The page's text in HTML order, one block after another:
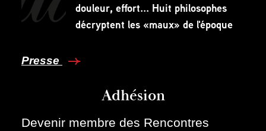
douleur, effort... Huit philosophes
décryptent les «maux» de l'époque
Presse
Adhésion
Devenir membre des Rencontres